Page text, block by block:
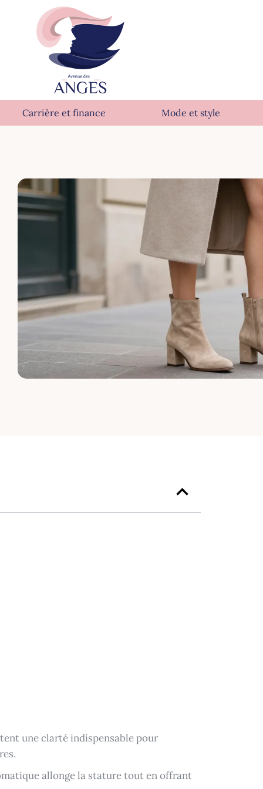
Carrière et finance Mode et style
une clarté indispensable pour
allonge la stature tout en offrant